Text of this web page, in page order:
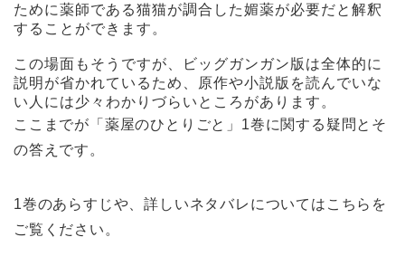
ために薬師である猫猫が調合した媚薬が必要だと解釈
することができます。
この場面もそうですが、ビッグガンガン版は全体的に
説明が省かれているため、原作や小説版を読んでいな
い人には少々わかりづらいところがあります。
ここまでが「薬屋のひとりごと」1巻に関する疑問とそ
の答えです。
1巻のあらすじや、詳しいネタバレについてはこちらを
ご覧ください。